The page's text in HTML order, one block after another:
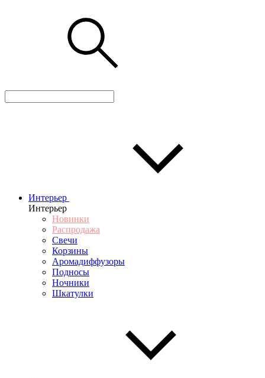
Интерьер
Интерьер
Новинки
Распродажа
Свечи
Корзины
Аромадиффузоры
Подносы
Ночники
Шкатулки